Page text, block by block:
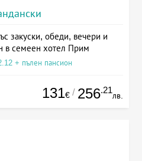
закуски, обеди, вечери и
в семеен хотел Прим
+ пълен пансион
131€ / 256.21
лв.